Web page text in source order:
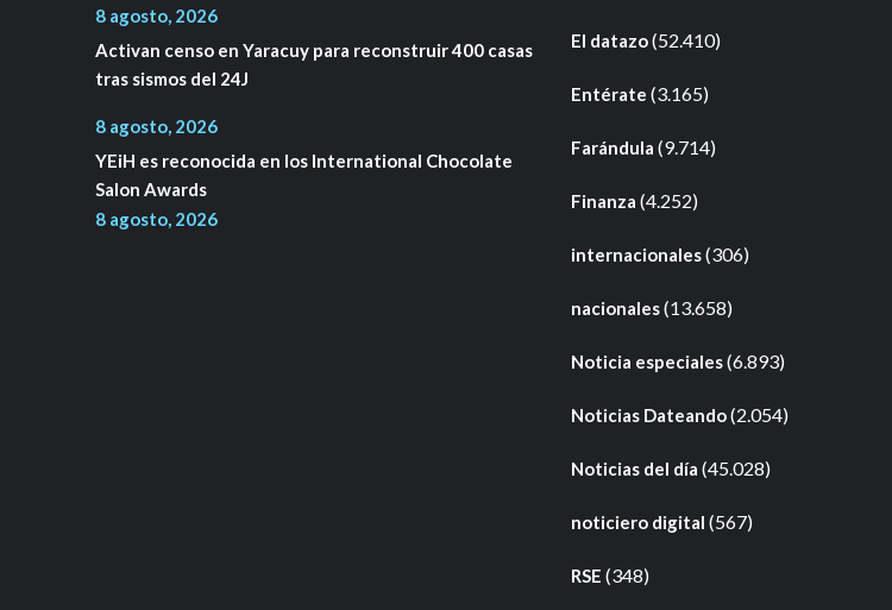
8 agosto, 2026
Activan censo en Yaracuy para reconstruir 400 casas
tras sismos del 24J
8 agosto, 2026
YEiH es reconocida en los International Chocolate
Salon Awards
8 agosto, 2026
El datazo(52.410)
Entérate (3.165)
Farándula (9.714)
Finanza (4.252)
internacionales(306)
nacionales(13.658)
Noticia especiales(6.893)
Noticias Dateando(2.054)
Noticias del día (45.028)
noticiero digital (567)
RSE (348)